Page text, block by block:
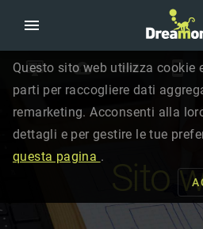
Questo sito web utilizza cookie
parti per raccogliere dati
remarketing. Acconsenti alla
dettagli e per gestire le tue
questa pagina . Sito